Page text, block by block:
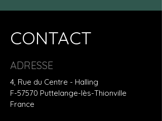
CONTACT
ADRESSE
4, Rue du Centre - Halling
F-57570 Puttelange-lès-Thionville
France